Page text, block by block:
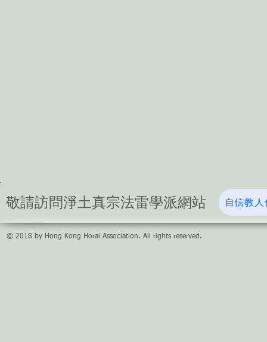
​敬請訪問淨土真宗法雷學派網站 自信教
© 2018 by Hong Kong Horai Association. All rights reserved.